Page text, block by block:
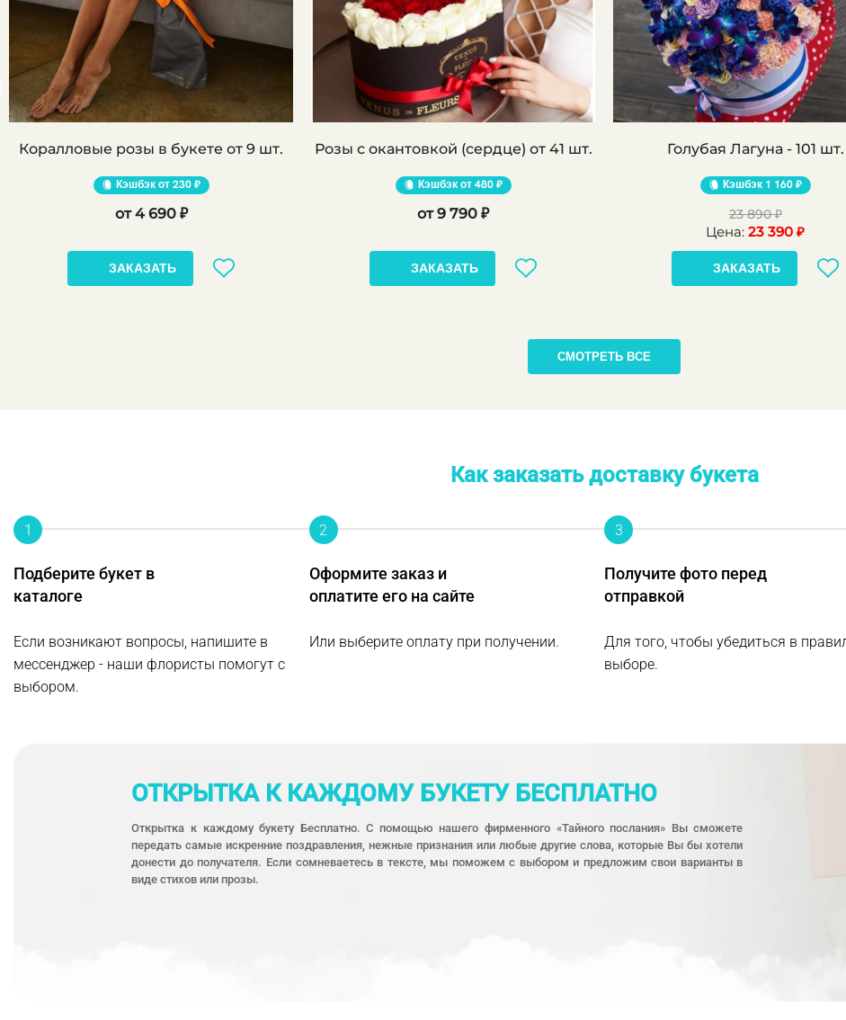
Коралловые розы в букете от 9 шт.
Кэшбэк 230 ₽
4 690 ₽
ЗАКАЗАТЬ
Розы с окантовкой (сердце) от 41 шт.
Кэшбэк 480 ₽
9 790 ₽
ЗАКАЗАТЬ
Голубая Лагуна - 101 шт.
Кэшбэк 1 160 ₽
23 890 ₽
Цена: 23 390 ₽
ЗАКАЗАТЬ
СМОТРЕТЬ ВСЕ
Как заказать доставку букета
1
Подберите букет в
каталоге
Если возникают вопросы, напишите в
мессенджер - наши флористы помогут с
выбором.
2
Оформите заказ и
оплатите его на сайте
Или выберите оплату при получении.
3
Получите фото перед
отправкой
Для того, чтобы убедиться в
выборе.
ОТКРЫТКА К КАЖДОМУ БУКЕТУ БЕСПЛАТНО
Открытка к каждому букету Бесплатно. С помощью нашего фирменного «Тайного послания» Вы сможете
передать самые искренние поздравления, нежные признания или любые другие слова, которые Вы бы хотели
донести до получателя. Если сомневаетесь в тексте, мы поможем с выбором и предложим свои варианты в
виде стихов или прозы.